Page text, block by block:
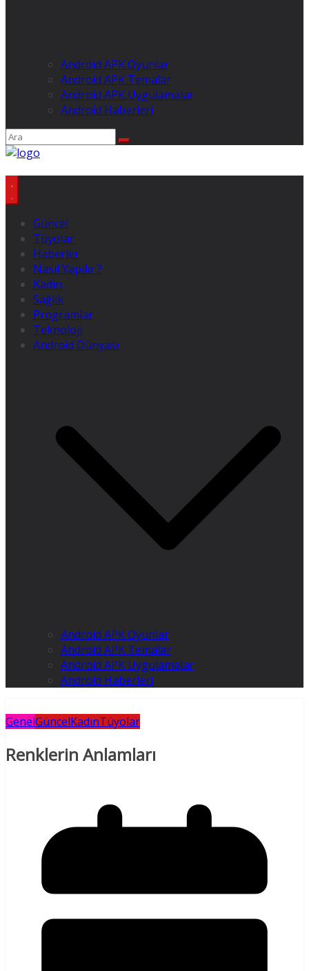
Android APK Oyunlar
Android APK Temalar
Android APK Uygulamalar
Android Haberleri
Güncel
Tüyolar
Haberler
Nasıl Yapılır ?
Kadın
Sağlık
Programlar
Teknoloji
Android Dünyası
Android APK Oyunlar
Android APK Temalar
Android APK Uygulamalar
Android Haberleri
GenelGüncelKadınTüyolar
Renklerin Anlamları